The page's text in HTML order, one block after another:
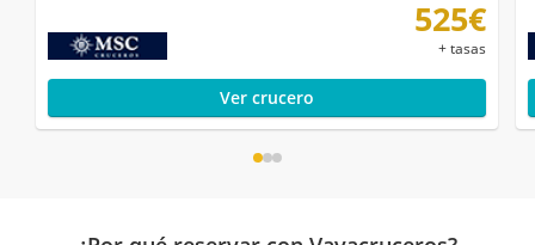
525€
+ tasas
Ver crucero